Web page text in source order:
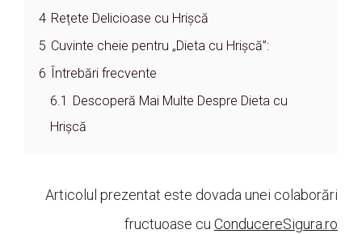
4 Rețete Delicioase cu Hrișcă
5 Cuvinte cheie pentru „Dieta cu Hrișcă”:
6
Întrebări frecvente
6.1
Descoperă Mai Multe Despre Dieta cu
Hrișcă
Articolul prezentat este dovada unei colaborări
fructuoase cu ConducereSigura.ro